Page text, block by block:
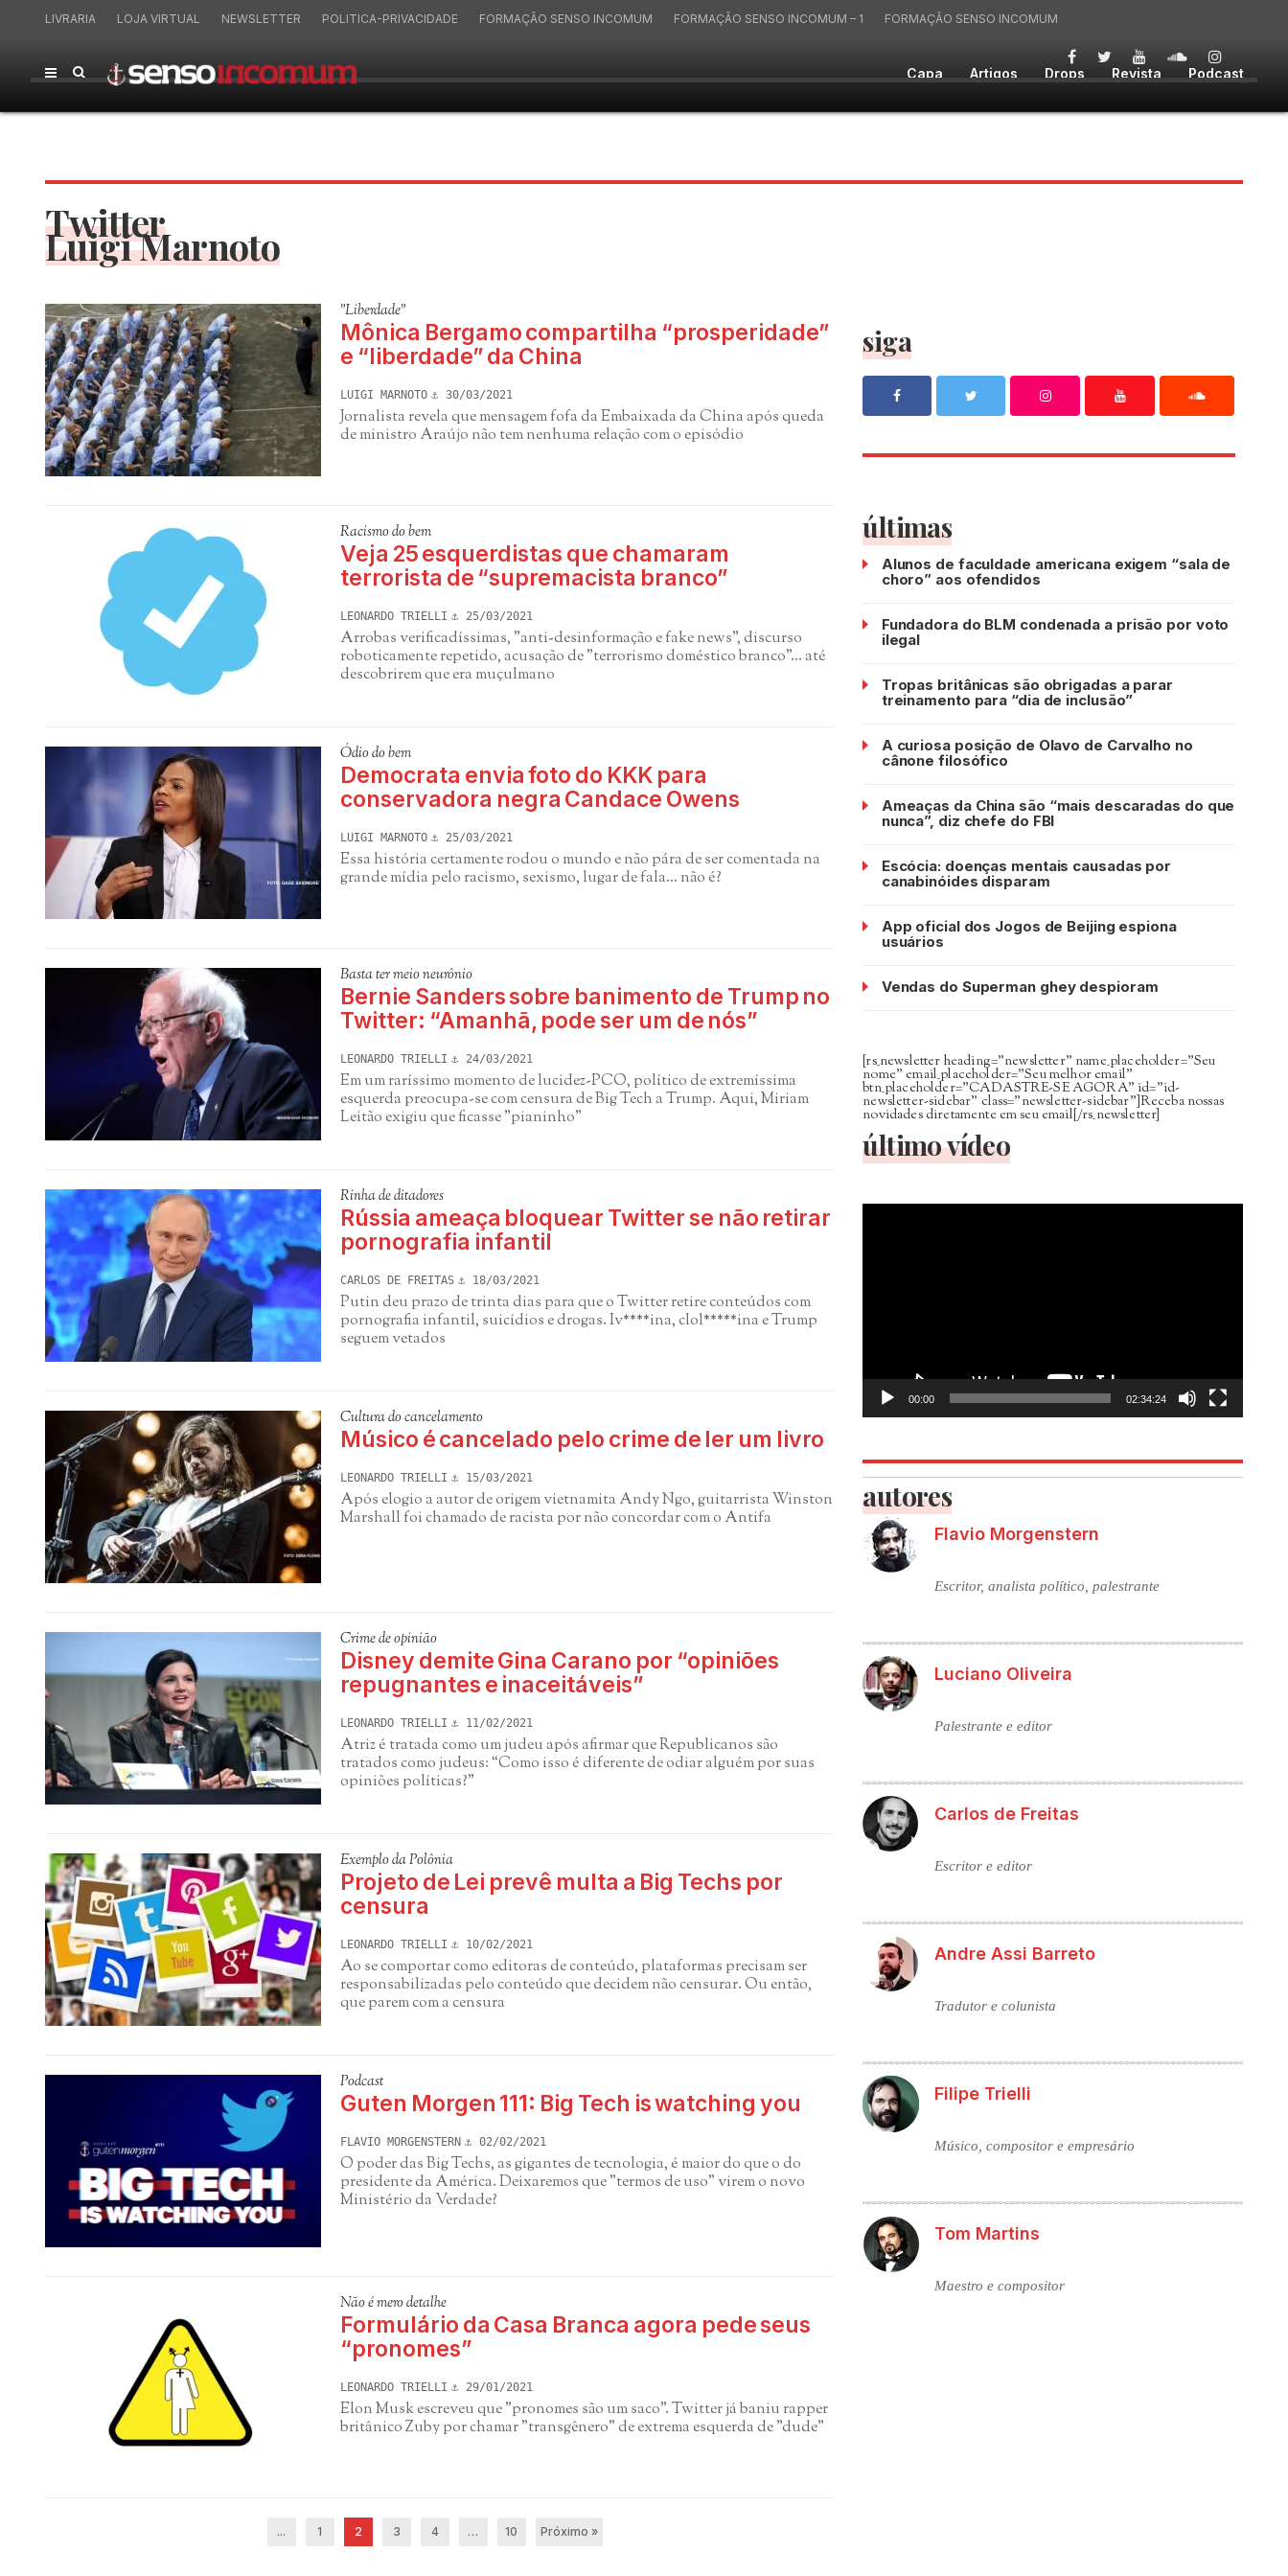
Capa Artigos Drops Revista Podcast
LIVRARIA LOJA VIRTUAL NEWSLETTER POLITICA-PRIVACIDADE FORMAÇÃO SENSO INCOMUM FORMAÇÃO SENSO INCOMUM – 1 FORMAÇÃO SENSO INCOMUM
Twitter
Luigi Marnoto
"Liberdade"
Mônica Bergamo compartilha “prosperidade”
e “liberdade” da China
LUIGI MARNOTO 30/03/2021
Jornalista revela que mensagem fofa da Embaixada da China após queda
de ministro Araújo não tem nenhuma relação com o episódio
Racismo do bem
Veja 25 esquerdistas que chamaram
terrorista de “supremacista branco”
LEONARDO TRIELLI 25/03/2021
Arrobas verificadíssimas, "anti-desinformação e fake news", discurso
roboticamente repetido, acusação de "terrorismo doméstico branco"... até
descobrirem que era muçulmano
Ódio do bem
Democrata envia foto do KKK para
conservadora negra Candace Owens
LUIGI MARNOTO 25/03/2021
Essa história certamente rodou o mundo e não pára de ser comentada na
grande mídia pelo racismo, sexismo, lugar de fala... não é?
Basta ter meio neurônio
Bernie Sanders sobre banimento de Trump no
Twitter: “Amanhã, pode ser um de nós”
LEONARDO TRIELLI 24/03/2021
Em um raríssimo momento de lucidez-PCO, político de extremíssima
esquerda preocupa-se com censura de Big Tech a Trump. Aqui, Miriam
Leitão exigiu que ficasse "pianinho"
Rinha de ditadores
Rússia ameaça bloquear Twitter se não retirar
pornografia infantil
CARLOS DE FREITAS 18/03/2021
Putin deu prazo de trinta dias para que o Twitter retire conteúdos com
pornografia infantil, suicídios e drogas. Iv****ina, clol*****ina e Trump
seguem vetados
Cultura do cancelamento
Músico é cancelado pelo crime de ler um livro
LEONARDO TRIELLI 15/03/2021
Após elogio a autor de origem vietnamita Andy Ngo, guitarrista Winston
Marshall foi chamado de racista por não concordar com o Antifa
Crime de opinião
Disney demite Gina Carano por “opiniões
repugnantes e inaceitáveis”
LEONARDO TRIELLI 11/02/2021
Atriz é tratada como um judeu após afirmar que Republicanos são
tratados como judeus: “Como isso é diferente de odiar alguém por suas
opiniões políticas?”
Exemplo da Polônia
Projeto de Lei prevê multa a Big Techs por
censura
LEONARDO TRIELLI 10/02/2021
Ao se comportar como editoras de conteúdo, plataformas precisam ser
responsabilizadas pelo conteúdo que decidem não censurar. Ou então,
que parem com a censura
Podcast
Guten Morgen 111: Big Tech is watching you
FLAVIO MORGENSTERN 02/02/2021
O poder das Big Techs, as gigantes de tecnologia, é maior do que o do
presidente da América. Deixaremos que "termos de uso" virem o novo
Ministério da Verdade?
Não é mero detalhe
Formulário da Casa Branca agora pede seus
“pronomes”
LEONARDO TRIELLI 29/01/2021
Elon Musk escreveu que "pronomes são um saco". Twitter já baniu rapper
britânico Zuby por chamar "transgênero" de extrema esquerda de "dude"
... 1 2 3 4 … 10 Próximo »
siga
últimas
Alunos de faculdade americana exigem “sala de
choro” aos ofendidos
Fundadora do BLM condenada a prisão por voto
ilegal
Tropas britânicas são obrigadas a parar
treinamento para “dia de inclusão”
A curiosa posição de Olavo de Carvalho no
cânone filosófico
Ameaças da China são “mais descaradas do que
nunca”, diz chefe do FBI
Escócia: doenças mentais causadas por
canabinóides disparam
App oficial dos Jogos de Beijing espiona
usuários
Vendas do Superman ghey despioram
[rs_newsletter heading=”newsletter” name_placeholder=”Seu
nome” email_placeholder=”Seu melhor email”
btn_placeholder=”CADASTRE-SE AGORA” id=”id-
newsletter-sidebar” class=”newsletter-sidebar”]Receba nossas
novidades diretamente em seu email[/rs_newsletter]
último vídeo
Tocador
00:00 02:34:24
autores
Flavio Morgenstern
Escritor, analista político, palestrante
Luciano Oliveira
Palestrante e editor
Carlos de Freitas
Escritor e editor
Andre Assi Barreto
Tradutor e colunista
Filipe Trielli
Músico, compositor e empresário
Tom Martins
Maestro e compositor